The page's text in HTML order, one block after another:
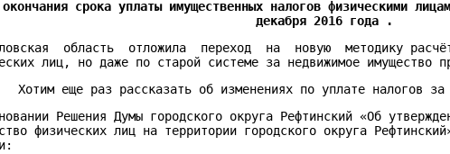
окончания срока уплаты имущественных налогов физическими
декабря 2016 года .
область отложила переход на новую методику
лиц, но даже по старой системе за недвижимое имущество
Хотим еще раз рассказать об изменениях по уплате налогов
Решения Думы городского округа Рефтинский «Об
физических лиц на территории городского округа